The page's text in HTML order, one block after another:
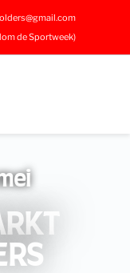
de Sportweek)